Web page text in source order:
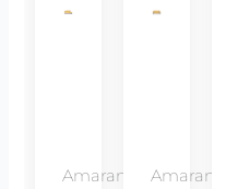
Amaranto
Amaranto